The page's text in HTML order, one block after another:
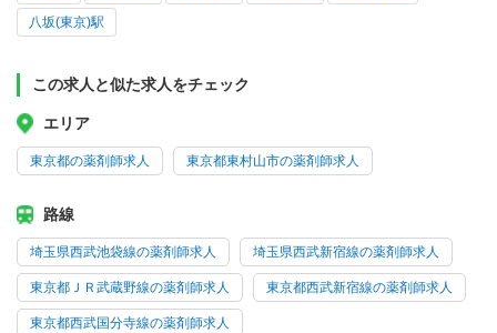
八坂(東京)駅
この求人と似た求人をチェック
エリア
東京都の薬剤師求人 東京都東村山市の薬剤師求人
路線
埼玉県西武池袋線の薬剤師求人 埼玉県西武新宿線の薬剤師求人
東京都ＪＲ武蔵野線の薬剤師求人 東京都西武新宿線の薬剤師求人
東京都西武国分寺線の薬剤師求人